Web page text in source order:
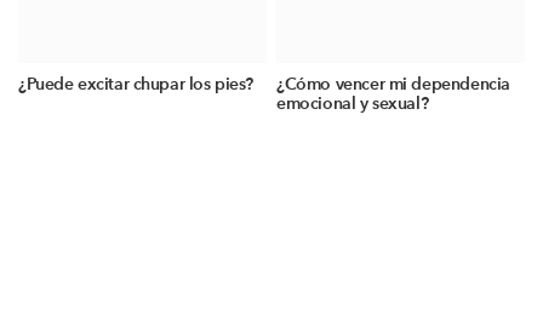
¿Puede excitar chupar los pies?
¿Cómo vencer mi dependencia
emocional y sexual?